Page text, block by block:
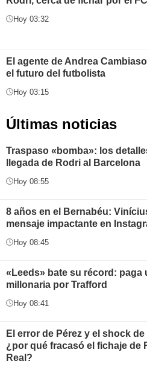
Hoy 03:32
El agente de Andrea
el futuro del futbolista
Hoy 03:15
Últimas noticias
Traspaso «bomba»: los
llegada de Rodri al Barcelona
Hoy 08:55
8 años en el Bernabéu:
mensaje impactante en
Hoy 08:45
«Leeds» bate su récord: paga
millonaria por Trafford
Hoy 08:41
El error de Pérez y el shock
¿por qué fracasó el fichaje de
Real?